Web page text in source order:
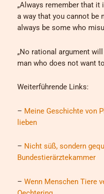
„Always remember that
a way that you cannot be
always be some who
„No rational argument
man who does not want
Weiterführende Links:
– Meine Geschichte von
lieben
– Nicht süß, sondern
Bundestierärztekammer
– Wenn Menschen Tiere